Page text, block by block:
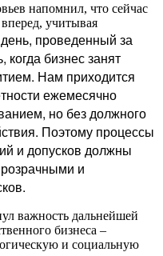
напомнил, что сейчас
учитывая
проведенный за
бизнес занят
Нам приходится
ежемесячно
но без должного
Поэтому процессы
и допусков должны
и
важность дальнейшей
бизнеса –
и социальную